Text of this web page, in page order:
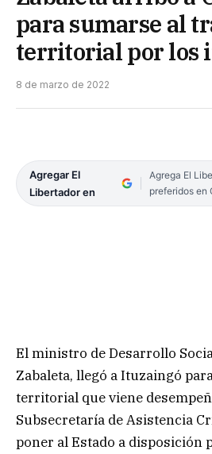
para sumarse al
territorial por los
8 de marzo de 2022
Agregar El
Libertador en
Agrega El
preferidos en
El ministro de Desarrollo
Zabaleta, llegó a Ituzaingó
territorial que viene
Subsecretaría de Asistencia
poner al Estado a disposición